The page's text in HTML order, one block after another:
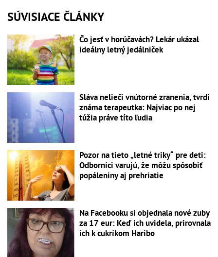
SÚVISIACE ČLÁNKY
Čo jesť v horúčavách? Lekár ukázal
ideálny letný jedálniček
Sláva nelieči vnútorné zranenia, tvrdí
známa terapeutka: Najviac po nej
túžia práve títo ľudia
Pozor na tieto „letné triky“ pre deti:
Odborníci varujú, že môžu spôsobiť
popáleniny aj prehriatie
Na Facebooku si objednala nové zuby
za 17 eur: Keď ich uvidela, prirovnala
ich k cukríkom Haribo